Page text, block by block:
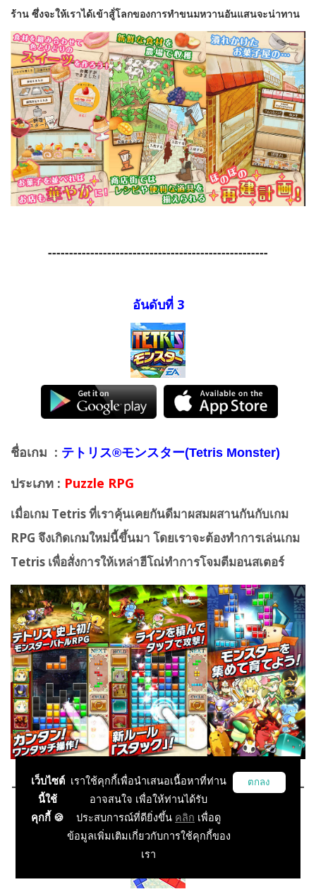
ร้าน ซึ่งจะให้เราได้เข้าสู้่โลกของการทำขนมหวานอันแสนจะน่าทาน
----------------------------------------------------
อันดับที่ 3
ชื่อเกม : テトリス®モンスター(Tetris Monster)
ประเภท : Puzzle RPG
เมื่อเกม Tetrisที่เราคุ้นเคยกันดีมาผสมผสานกันกับเกม
RPG จึงเกิดเกมใหม่นี้ขึ้นมา โดยเราจะต้องทำการเล่นเกม
Tetris เพื่อสั่งการให้เหล่าฮีโณ่ทำการโจมตีมอนสเตอร์
----------------------------------------------------
อันดับที่ 4
เว็บไซต์
นี้ใช้
คุกกี้ 🍪
เราใช้คุกกี้เพื่อนำเสนอเนื้อหาที่ท่าน
อาจสนใจ เพื่อให้ท่านได้รับ
ประสบการณ์ที่ดียิ่งขึ้น คลิก เพื่อดู
ข้อมูลเพิ่มเติมเกี่ยวกับการใช้คุกกี้ของ
เรา
ตกลง